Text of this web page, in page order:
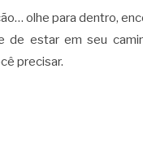
olhe para dentro,
de estar em seu
precisar.